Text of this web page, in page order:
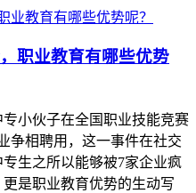
职业教育有哪些优势
小伙子在全国职业技能竞赛
争相聘用，这一事件在社交
生之所以能够被7家企业疯
是职业教育优势的生动写